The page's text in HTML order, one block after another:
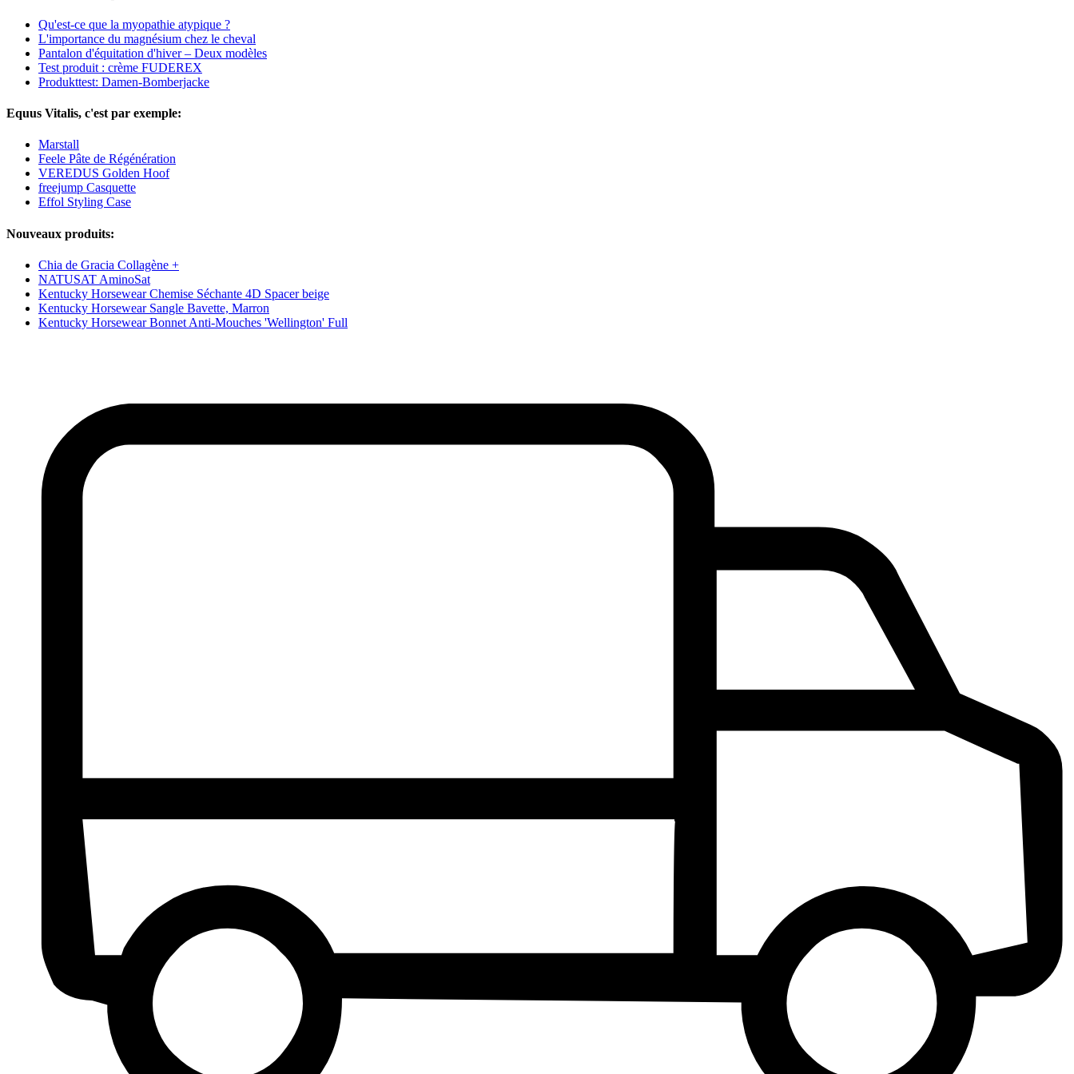
Qu'est-ce que la myopathie atypique ?
L'importance du magnésium chez le cheval
Pantalon d'équitation d'hiver – Deux modèles
Test produit : crème FUDEREX
Produkttest: Damen-Bomberjacke
Equus Vitalis, c'est par exemple:
Marstall
Feele Pâte de Régénération
VEREDUS Golden Hoof
freejump Casquette
Effol Styling Case
Nouveaux produits:
Chia de Gracia Collagène +
NATUSAT AminoSat
Kentucky Horsewear Chemise Séchante 4D Spacer beige
Kentucky Horsewear Sangle Bavette, Marron
Kentucky Horsewear Bonnet Anti-Mouches 'Wellington' Full